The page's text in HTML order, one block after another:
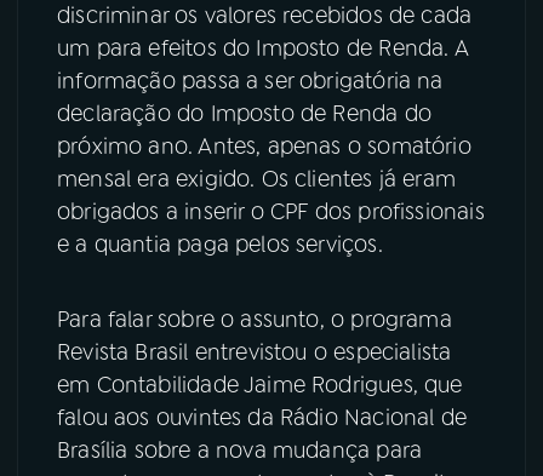
06 VIDEOCASTS
ÚLTIMAS
08FESTIVAL DE MÚSICA
YouTube
TikTok
discriminar os valores recebidos de cada
um para efeitos do Imposto de Renda. A
informação passa a ser obrigatória na
declaração do Imposto de Renda do
próximo ano. Antes, apenas o somatório
mensal era exigido. Os clientes já eram
obrigados a inserir o CPF dos profissionais
e a quantia paga pelos serviços.
Para falar sobre o assunto, o programa
Revista Brasil entrevistou o especialista
em Contabilidade Jaime Rodrigues, que
falou aos ouvintes da Rádio Nacional de
Brasília sobre a nova mudança para